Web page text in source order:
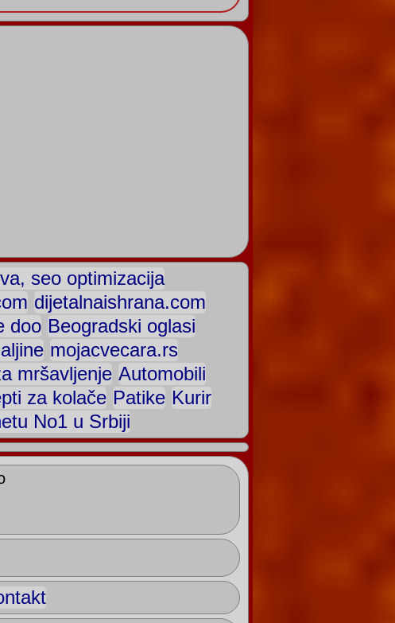
seo optimizacija
dijetalnaishrana.com
doo Beogradski oglasi
mojacvecara.rs
mršavljenje Automobili
za kolače Patike Kurir
No1 u Srbiji